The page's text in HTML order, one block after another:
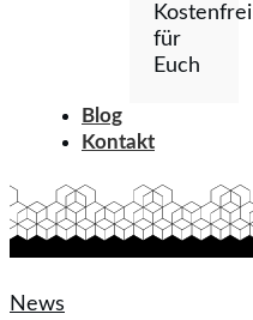
Kostenfrei
für
Euch
Blog
Kontakt
News